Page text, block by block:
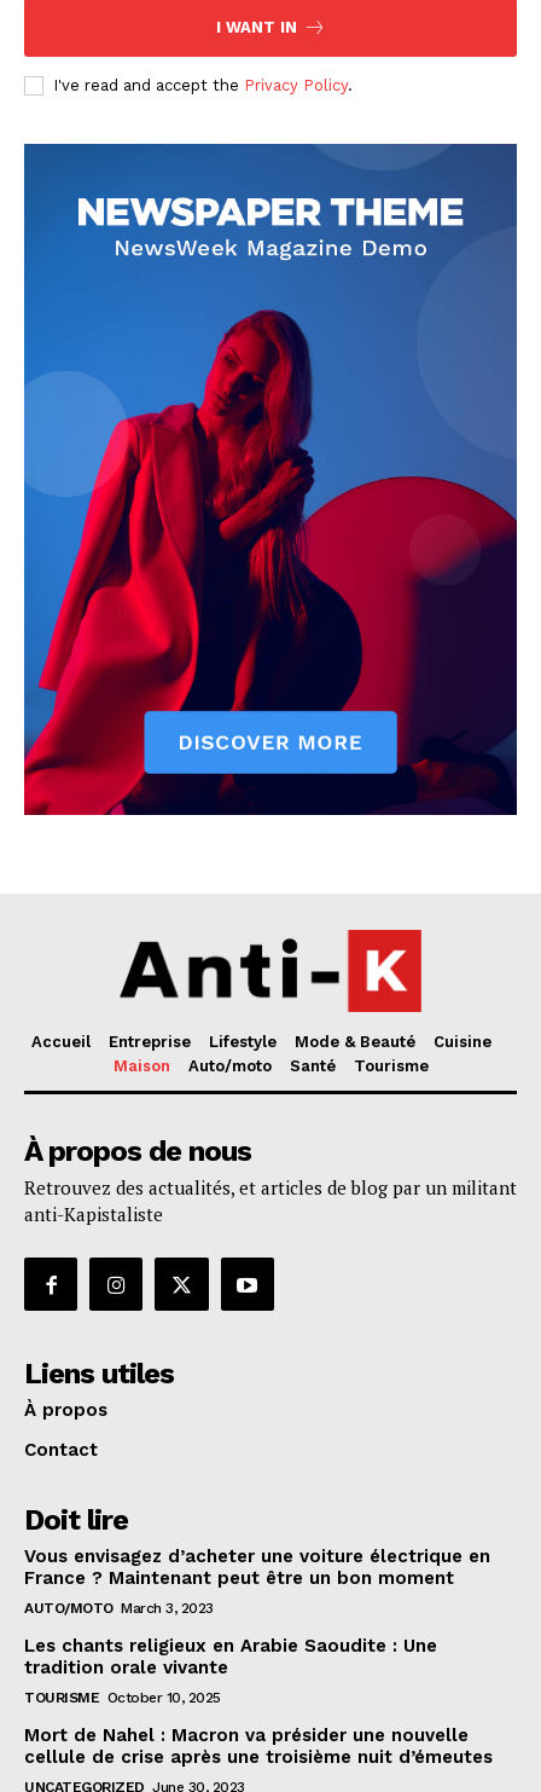
I WANT IN
I've read and accept the Privacy Policy.
Accueil Entreprise Lifestyle Mode & Beauté
Cuisine
Maison
Auto/moto Santé Tourisme
À propos de nous
Retrouvez des actualités, et articles de blog par un militant
anti-Kapistaliste
Liens utiles
À propos
Contact
Doit lire
Vous envisagez d’acheter une voiture électrique en
France ? Maintenant peut être un bon moment
AUTO/MOTO March 3, 2023
Les chants religieux en Arabie Saoudite : Une
tradition orale vivante
TOURISME October 10, 2025
Mort de Nahel : Macron va présider une nouvelle
cellule de crise après une troisième nuit d’émeutes
UNCATEGORIZED June 30, 2023